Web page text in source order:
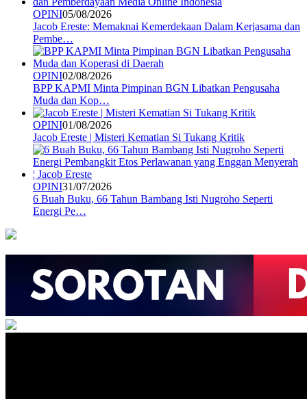
OPINI05/08/2026
Jacob Ereste: Memaknai Kemerdekaan Dalam Kerjasama dan
Pembe…
OPINI02/08/2026
BPP KAPMI Minta Pimpinan BGN Libatkan Pengusaha
Muda dan Kop…
OPINI01/08/2026
Jacob Ereste | Misteri Kematian Si Tukang Kritik
OPINI31/07/2026
6 Buah Buku, 66 Tahun Bambang Isti Nugroho Seperti
Energi Pe…